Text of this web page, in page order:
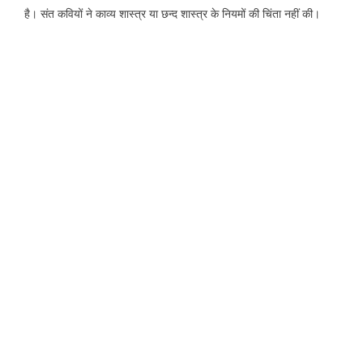
है। संत कवियों ने काव्य शास्त्र या छन्द शास्त्र के नियमों की चिंता नहीं की।